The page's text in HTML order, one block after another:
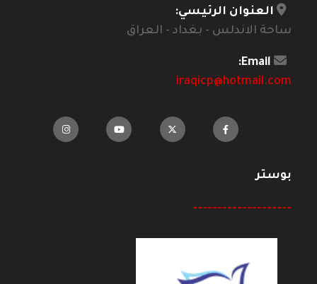
العنوان الرئيسي:
ساحة الاندلس - بغداد - العراق
Email:
iraqicp@hotmail.com
بوستر
--------------------